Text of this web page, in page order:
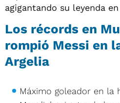
agigantando su leyenda
Los récords en
rompió Messi en
Argelia
Máximo goleador en la